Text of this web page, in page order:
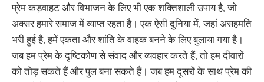
प्रेम कड़वाहट और विभाजन के लिए भी एक शक्तिशाली उपाय है, जो
अक्सर हमारे समाज में व्याप्त रहता है। एक ऐसी दुनिया में, जहां असहमति
भरी हुई है, हमें एकता और शांति के वाहक बनने के लिए बुलाया गया है।
जब हम प्रेम के दृष्टिकोण से संवाद और व्यवहार करते हैं, तो हम दीवारों
को तोड़ सकते हैं और पुल बना सकते हैं। जब हम दूसरों के साथ प्रेम की